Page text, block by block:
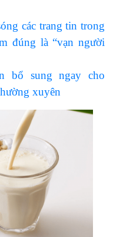
các trang tin trong
đúng là “vạn người
bổ sung ngay cho
xuyên